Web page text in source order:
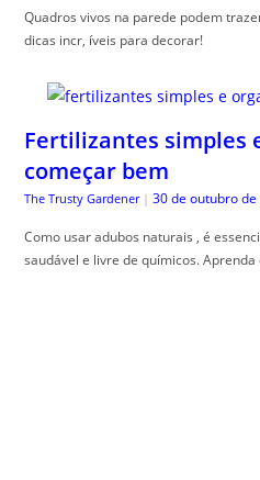
Quadros vivos na parede podem
dicas incr, íveis para decorar!
Fertilizantes simples
começar bem
The Trusty Gardener | 30 de outubro de
Como usar adubos naturais , é
saudável e livre de químicos.